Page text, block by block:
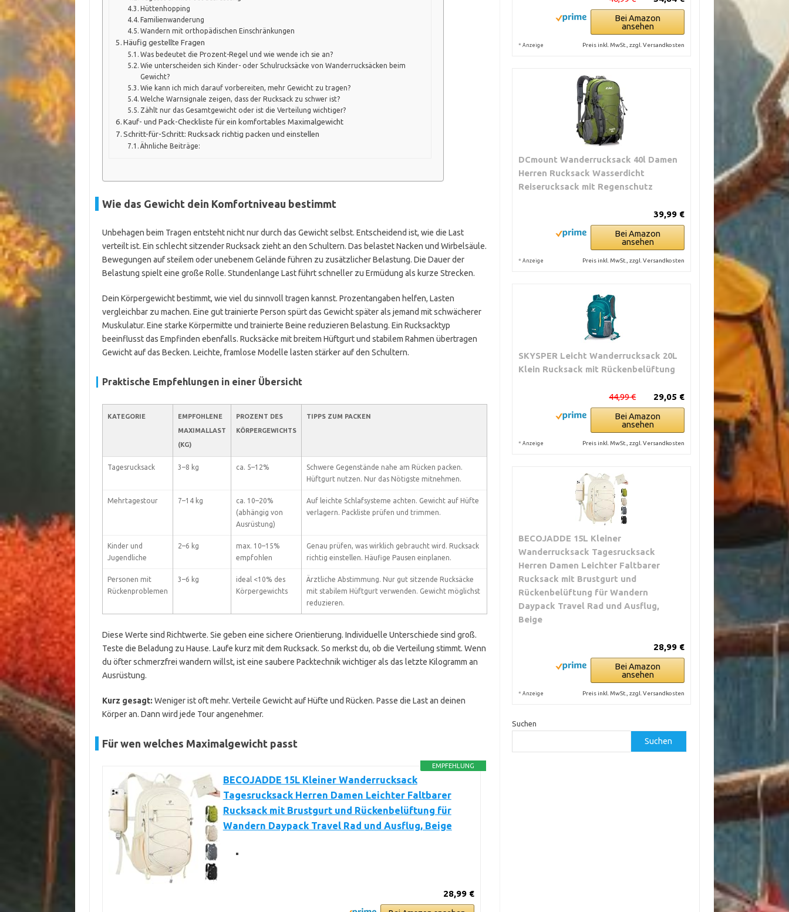
Hüttenhopping
Familienwanderung
Wandern mit orthopädischen Einschränkungen
Häufig gestellte Fragen
Was bedeutet die Prozent-Regel und wie wende ich sie an?
Wie unterscheiden sich Kinder- oder Schulrucksäcke von Wanderrucksäcken beim
Gewicht?
Wie kann ich mich darauf vorbereiten, mehr Gewicht zu tragen?
Welche Warnsignale zeigen, dass der Rucksack zu schwer ist?
Zählt nur das Gesamtgewicht oder ist die Verteilung wichtiger?
Kauf- und Pack-Checkliste für ein komfortables Maximalgewicht
Schritt-für-Schritt: Rucksack richtig packen und einstellen
Ähnliche Beiträge:
Wie das Gewicht dein Komfortniveau bestimmt
Unbehagen beim Tragen entsteht nicht nur durch das Gewicht selbst. Entscheidend ist, wie die Last
verteilt ist. Ein schlecht sitzender Rucksack zieht an den Schultern. Das belastet Nacken und Wirbelsäule.
Bewegungen auf steilem oder unebenem Gelände führen zu zusätzlicher Belastung. Die Dauer der
Belastung spielt eine große Rolle. Stundenlange Last führt schneller zu Ermüdung als kurze Strecken.
Dein Körpergewicht bestimmt, wie viel du sinnvoll tragen kannst. Prozentangaben helfen, Lasten
vergleichbar zu machen. Eine gut trainierte Person spürt das Gewicht später als jemand mit schwächerer
Muskulatur. Eine starke Körpermitte und trainierte Beine reduzieren Belastung. Ein Rucksacktyp
beeinflusst das Empfinden ebenfalls. Rucksäcke mit breitem Hüftgurt und stabilem Rahmen übertragen
Gewicht auf das Becken. Leichte, framlose Modelle lasten stärker auf den Schultern.
Praktische Empfehlungen in einer Übersicht
KATEGORIE
EMPFOHLENE
MAXIMALLAST
(KG)
PROZENT DES
KÖRPERGEWICHTS
TIPPS ZUM PACKEN
Tagesrucksack 3–8 kg ca. 5–12%
Schwere Gegenstände nahe am Rücken packen.
Hüftgurt nutzen. Nur das Nötigste mitnehmen.
Mehrtagestour 7–14 kg
ca. 10–20%
(abhängig von
Ausrüstung)
Auf leichte Schlafsysteme achten. Gewicht auf Hüfte
verlagern. Packliste prüfen und trimmen.
Kinder und
Jugendliche
2–6 kg
max. 10–15%
empfohlen
Genau prüfen, was wirklich gebraucht wird. Rucksack
richtig einstellen. Häufige Pausen einplanen.
Personen mit
Rückenproblemen
3–6 kg
ideal <10% des
Körpergewichts
Ärztliche Abstimmung. Nur gut sitzende Rucksäcke
mit stabilem Hüftgurt verwenden. Gewicht möglichst
reduzieren.
Diese Werte sind Richtwerte. Sie geben eine sichere Orientierung. Individuelle Unterschiede sind groß.
Teste die Beladung zu Hause. Laufe kurz mit dem Rucksack. So merkst du, ob die Verteilung stimmt. Wenn
du öfter schmerzfrei wandern willst, ist eine saubere Packtechnik wichtiger als das letzte Kilogramm an
Ausrüstung.
Kurz gesagt: Weniger ist oft mehr. Verteile Gewicht auf Hüfte und Rücken. Passe die Last an deinen
Körper an. Dann wird jede Tour angenehmer.
Für wen welches Maximalgewicht passt
EMPFEHLUNG
BECOJADDE 15L Kleiner Wanderrucksack
Tagesrucksack Herren Damen Leichter Faltbarer
Rucksack mit Brustgurt und Rückenbelüftung für
Wandern Daypack Travel Rad und Ausflug, Beige
28,99 €
Bei Amazon
ansehen
* Anzeige Preis inkl. MwSt., zzgl. Versandkosten
DCmount Wanderrucksack 40l Damen
Herren Rucksack Wasserdicht
Reiserucksack mit Regenschutz
39,99 €
Bei Amazon
ansehen
* Anzeige Preis inkl. MwSt., zzgl. Versandkosten
SKYSPER Leicht Wanderrucksack 20L
Klein Rucksack mit Rückenbelüftung
29,05 €
44,99 €
Bei Amazon
ansehen
* Anzeige Preis inkl. MwSt., zzgl. Versandkosten
BECOJADDE 15L Kleiner
Wanderrucksack Tagesrucksack
Herren Damen Leichter Faltbarer
Rucksack mit Brustgurt und
Rückenbelüftung für Wandern
Daypack Travel Rad und Ausflug,
Beige
28,99 €
Bei Amazon
ansehen
* Anzeige Preis inkl. MwSt., zzgl. Versandkosten
Suchen
Suchen